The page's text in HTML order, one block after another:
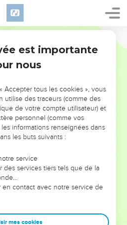
L’ÉVÉNEMENT
!
VOUS ÉVITER LES
?
voit moins les doutes, les erreurs
ont traversés, alors même que ce
les ont façonnés.
entrepreneurs, et responsables
de sagesse afin que leurs erreurs
est importante
nous
Accepter tous les cookies », vous
utilise des traceurs (comme des
de votre compte utilisateur) et
personnel (comme vos
informations renseignées dans
les buts suivants :
service
des services tiers tels que de la
en contact avec notre service de
mes cookies